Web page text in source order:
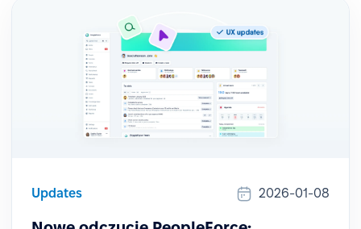
Updates 2026-01-08